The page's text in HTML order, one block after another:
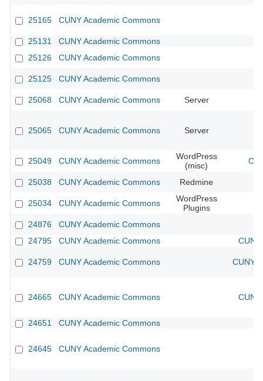
25165 CUNY Academic Commons
25131
CUNY Academic Commons
25126
CUNY Academic Commons
25125 CUNY Academic Commons
25068 CUNY Academic Commons Server
25065 CUNY Academic Commons Server
25049 CUNY Academic Commons
WordPress
(misc)
25038 CUNY Academic Commons Redmine
25034 CUNY Academic Commons
WordPress
Plugins
24876
CUNY Academic Commons
24795
CUNY Academic Commons
24759 CUNY Academic Commons CUNY
24665 CUNY Academic Commons
24651 CUNY Academic Commons
24645 CUNY Academic Commons